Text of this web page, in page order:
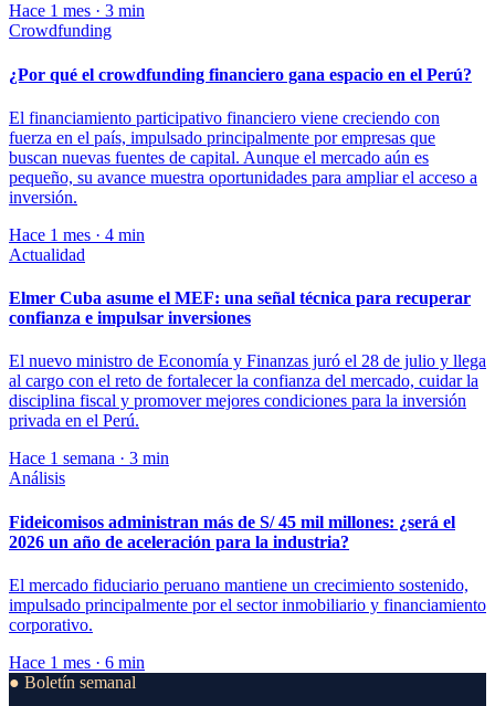
Hace 1 mes · 3 min
Crowdfunding
¿Por qué el crowdfunding financiero gana espacio en el Perú?
El financiamiento participativo financiero viene creciendo con
fuerza en el país, impulsado principalmente por empresas que
buscan nuevas fuentes de capital. Aunque el mercado aún es
pequeño, su avance muestra oportunidades para ampliar el acceso a
inversión.
Hace 1 mes · 4 min
Actualidad
Elmer Cuba asume el MEF: una señal técnica para recuperar
confianza e impulsar inversiones
El nuevo ministro de Economía y Finanzas juró el 28 de julio y llega
al cargo con el reto de fortalecer la confianza del mercado, cuidar la
disciplina fiscal y promover mejores condiciones para la inversión
privada en el Perú.
Hace 1 semana · 3 min
Análisis
Fideicomisos administran más de S/ 45 mil millones: ¿será el
2026 un año de aceleración para la industria?
El mercado fiduciario peruano mantiene un crecimiento sostenido,
impulsado principalmente por el sector inmobiliario y financiamiento
corporativo.
Hace 1 mes · 6 min
● Boletín semanal